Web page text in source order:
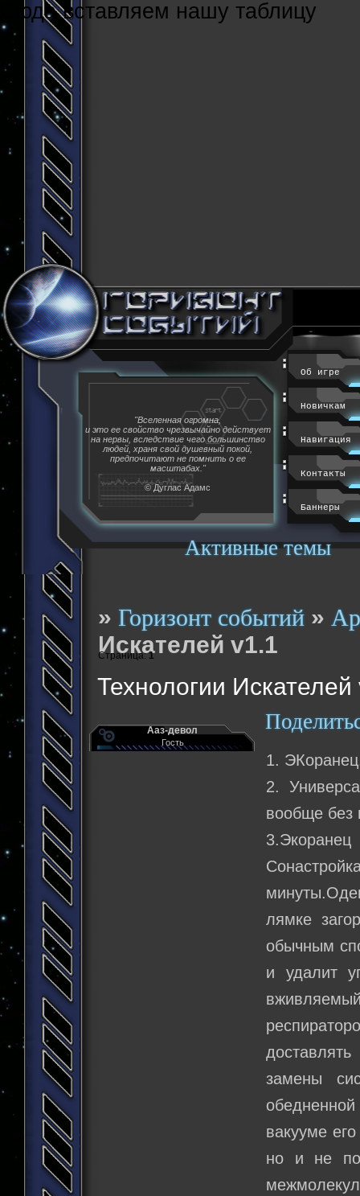
Cюда вставляем нашу таблицу
Активные темы
"Вселенная огромна,
и это ее свойство чрезвычайно действует
на нервы, вследствие чего большинство
людей, храня свой душевный покой,
предпочитают не помнить о ее
масштабах."
© Дуглас Адамс
Об игре
Новичкам
Навигация
Контакты
Баннеры
»Горизонт событий »
Искателей v1.1
Технологии Искателей
Страница:1
Ааз-девол
Гость
1.
2.
вообще без
лямке
обычным
и удалит
замены
вакууме
но и не